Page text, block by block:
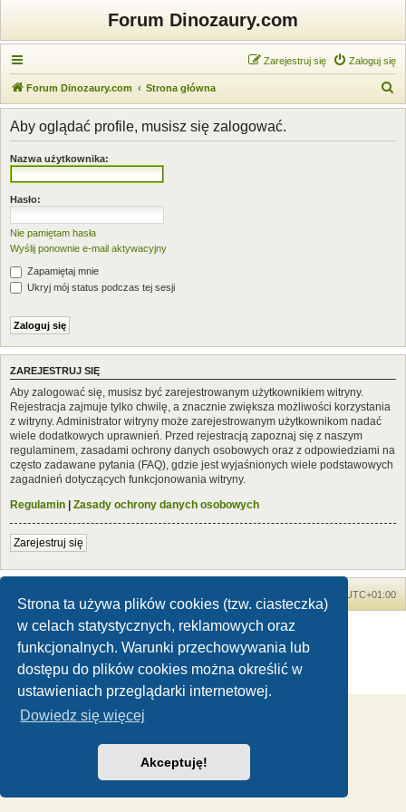
Strona ta używa plików cookies (tzw. ciasteczka)
w celach statystycznych, reklamowych oraz
funkcjonalnych. Warunki przechowywania lub
dostępu do plików cookies można określić w
ustawieniach przeglądarki internetowej.
Dowiedz się więcej
Akceptuję!
Forum Dinozaury.com
Zaloguj się
Zarejestruj się
Forum Dinozaury.com Strona główna
z
Aby oglądać profile, musisz się zalogować.
Nazwa użytkownika:
Hasło:
Nie pamiętam hasła
Wyślij ponownie e-mail aktywacyjny
Zapamiętaj mnie
Ukryj mój status podczas tej sesji
ZAREJESTRUJ SIĘ
Aby zalogować się, musisz być zarejestrowanym użytkownikiem witryny.
Rejestracja zajmuje tylko chwilę, a znacznie zwiększa możliwości korzystania
z witryny. Administrator witryny może zarejestrowanym użytkownikom nadać
wiele dodatkowych uprawnień. Przed rejestracją zapoznaj się z naszym
regulaminem, zasadami ochrony danych osobowych oraz z odpowiedziami na
często zadawane pytania (FAQ), gdzie jest wyjaśnionych wiele podstawowych
zagadnień dotyczących funkcjonowania witryny.
Regulamin | Zasady ochrony danych osobowych
Zarejestruj się
UTC+01:00
Dinozaury.com© 2006-2020
Technologię dostarczaphpBB® Forum Software © phpBB Limited
Zasady ochrony danych osobowych|Regulamin